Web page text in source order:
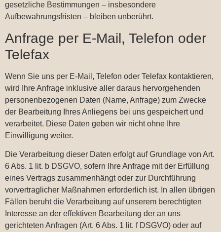
gesetzliche Bestimmungen – insbesondere
Aufbewahrungsfristen – bleiben unberührt.
Anfrage per E-Mail, Telefon oder
Telefax
Wenn Sie uns per E-Mail, Telefon oder Telefax kontaktieren,
wird Ihre Anfrage inklusive aller daraus hervorgehenden
personenbezogenen Daten (Name, Anfrage) zum Zwecke
der Bearbeitung Ihres Anliegens bei uns gespeichert und
verarbeitet. Diese Daten geben wir nicht ohne Ihre
Einwilligung weiter.
Die Verarbeitung dieser Daten erfolgt auf Grundlage von Art.
6 Abs. 1 lit. b DSGVO, sofern Ihre Anfrage mit der Erfüllung
eines Vertrags zusammenhängt oder zur Durchführung
vorvertraglicher Maßnahmen erforderlich ist. In allen übrigen
Fällen beruht die Verarbeitung auf unserem berechtigten
Interesse an der effektiven Bearbeitung der an uns
gerichteten Anfragen (Art. 6 Abs. 1 lit. f DSGVO) oder auf